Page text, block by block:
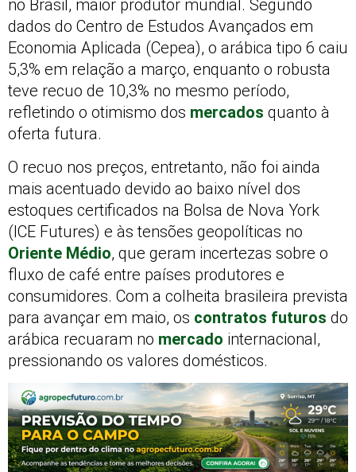
no Brasil, maior produtor mundial. Segundo
dados do Centro de Estudos Avançados em
Economia Aplicada (Cepea), o arábica tipo 6 caiu
5,3% em relação a março, enquanto o robusta
teve recuo de 10,3% no mesmo período,
refletindo o otimismo dos mercados quanto à
oferta futura.
O recuo nos preços, entretanto, não foi ainda
mais acentuado devido ao baixo nível dos
estoques certificados na Bolsa de Nova York
(ICE Futures) e às tensões geopolíticas no
Oriente Médio, que geram incertezas sobre o
fluxo de café entre países produtores e
consumidores. Com a colheita brasileira prevista
para avançar em maio, os contratos futuros do
arábica recuaram no mercado internacional,
pressionando os valores domésticos.